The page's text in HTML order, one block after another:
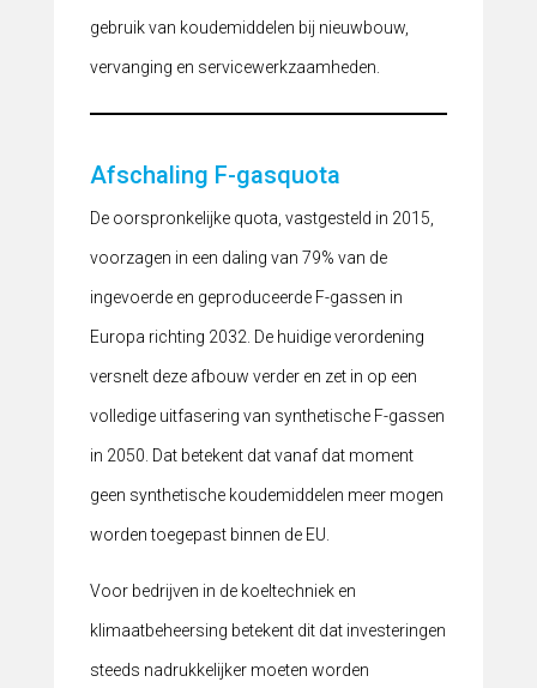
gebruik van koudemiddelen bij nieuwbouw,
vervanging en servicewerkzaamheden.
Afschaling F-gasquota
De oorspronkelijke quota, vastgesteld in 2015,
voorzagen in een daling van 79% van de
ingevoerde en geproduceerde F-gassen in
Europa richting 2032. De huidige verordening
versnelt deze afbouw verder en zet in op een
volledige uitfasering van synthetische F-gassen
in 2050. Dat betekent dat vanaf dat moment
geen synthetische koudemiddelen meer mogen
worden toegepast binnen de EU.
Voor bedrijven in de koeltechniek en
klimaatbeheersing betekent dit dat investeringen
steeds nadrukkelijker moeten worden